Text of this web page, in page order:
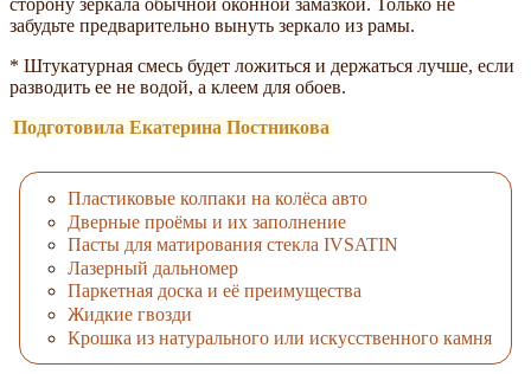
забудьте предварительно вынуть зеркало из рамы.
* Штукатурная смесь будет ложиться и держаться лучше, если
разводить ее не водой, а клеем для обоев.
Подготовила Екатерина Постникова
Пластиковые колпаки на колёса авто
Дверные проёмы и их заполнение
Пасты для матирования стекла IVSATIN
Лазерный дальномер
Паркетная доска и её преимущества
Жидкие гвозди
Крошка из натурального или искусственного камня